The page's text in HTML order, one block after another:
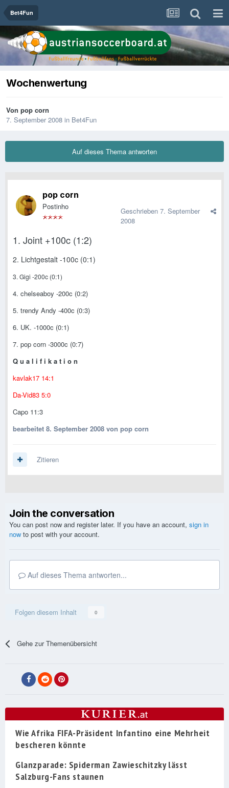
Bet4Fun
Wochenwertung
Von pop corn
7. September 2008 in Bet4Fun
Auf dieses Thema antworten
pop corn
Postinho Geschrieben 7. September
2008
1. Joint +100c (1:2)
2. Lichtgestalt -100c (0:1)
3. Gigi -200c (0:1)
4. chelseaboy -200c (0:2)
5. trendy Andy -400c (0:3)
6. UK. -1000c (0:1)
7. pop corn -3000c (0:7)
Q u a l i f i k a t i o n
kavlak17 14:1
Da-Vid83 5:0
Capo 11:3
bearbeitet 8. September 2008 von pop corn
Zitieren
Join the conversation
You can post now and register later. If you have an account, sign in
now to post with your account.
Auf dieses Thema antworten...
Folgen diesem Inhalt 0
Gehe zur Themenübersicht
Wie Afrika FIFA-Präsident Infantino eine Mehrheit
bescheren könnte
Glanzparade: Spiderman Zawieschitzky lässt
Salzburg-Fans staunen